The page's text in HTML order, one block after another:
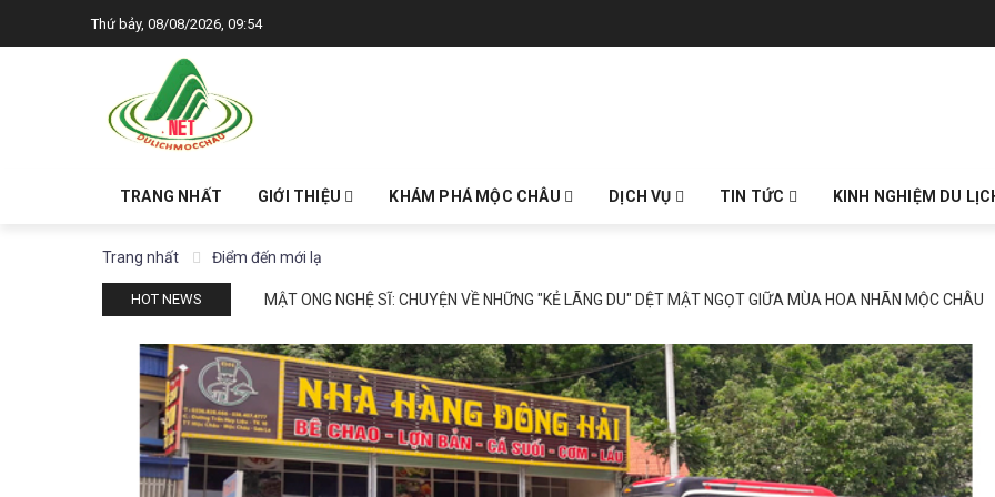
Thứ bảy, 08/08/2026, 09:54
TRANG NHẤT GIỚI THIỆU KHÁM PHÁ MỘC CHÂU DỊCH VỤ TIN TỨC KINH NGHIỆM DU
Trang nhất Điểm đến mới lạ
HOT NEWS MẬT ONG NGHỆ SĨ: CHUYỆN VỀ NHỮNG "KẺ LÃNG DU" DỆT MẬT NGỌT GIỮA MÙA HOA NHÃN MỘC CHÂU